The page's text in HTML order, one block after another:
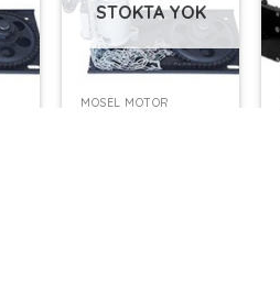
+
STOKTA YOK
MOSEL MOTOR